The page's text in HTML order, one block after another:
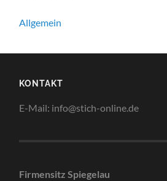
Allgemein
KONTAKT
E-Mail: info@stich-online.de
Firmensitz Spiegelau